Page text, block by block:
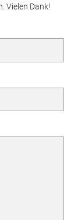
Vielen Dank!